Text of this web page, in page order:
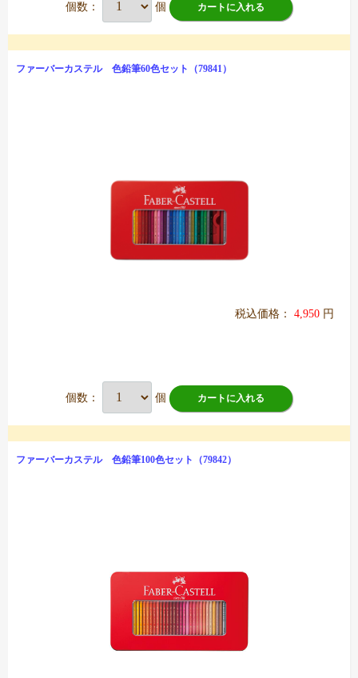
個数： 個 カートに入れる
ファーバーカステル 色鉛筆60色セット（79841）
税込価格： 4,950 円
個数： 個 カートに入れる
ファーバーカステル 色鉛筆100色セット（79842）